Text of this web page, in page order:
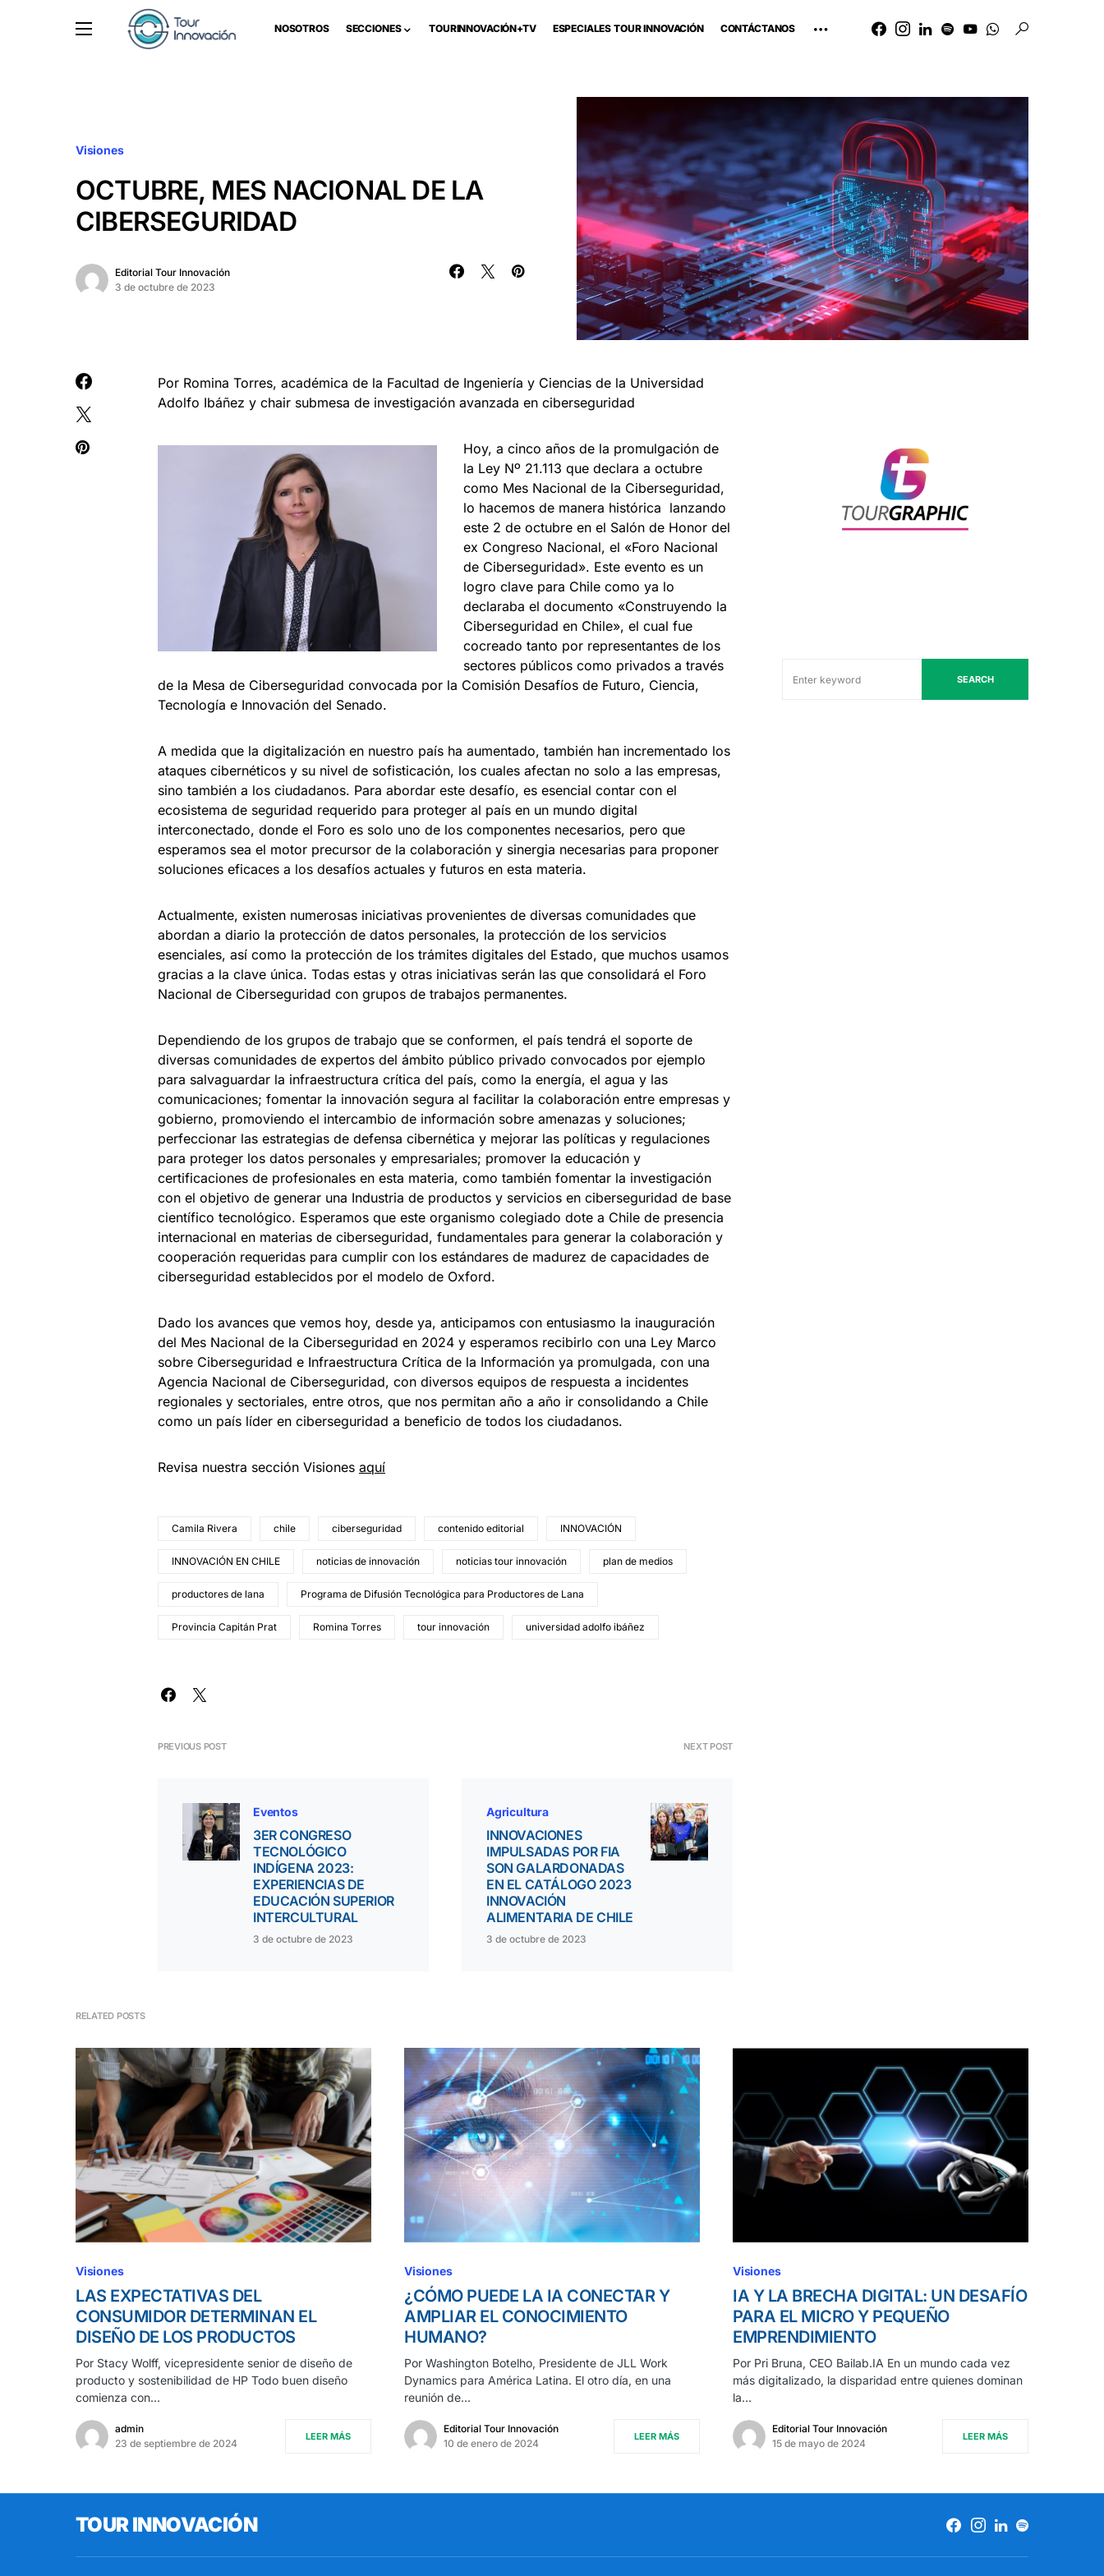
NOSOTROS SECCIONES TOURINNOVACIÓN+TV ESPECIALES TOUR INNOVACIÓN CONTÁCTANOS
Visiones
OCTUBRE, MES NACIONAL DE LA
CIBERSEGURIDAD
Editorial Tour Innovación
3 de octubre de 2023
Por Romina Torres, académica de la Facultad de Ingeniería y Ciencias de la Universidad
Adolfo Ibáñez y chair submesa de investigación avanzada en ciberseguridad
Hoy, a cinco años de la promulgación de
la Ley Nº 21.113 que declara a octubre
como Mes Nacional de la Ciberseguridad,
lo hacemos de manera histórica lanzando
este 2 de octubre en el Salón de Honor del
ex Congreso Nacional, el «Foro Nacional
de Ciberseguridad». Este evento es un
logro clave para Chile como ya lo
declaraba el documento «Construyendo la
Ciberseguridad en Chile», el cual fue
cocreado tanto por representantes de los
sectores públicos como privados a través
de la Mesa de Ciberseguridad convocada por la Comisión Desafíos de Futuro, Ciencia,
Tecnología e Innovación del Senado.
A medida que la digitalización en nuestro país ha aumentado, también han incrementado los
ataques cibernéticos y su nivel de sofisticación, los cuales afectan no solo a las empresas,
sino también a los ciudadanos. Para abordar este desafío, es esencial contar con el
ecosistema de seguridad requerido para proteger al país en un mundo digital
interconectado, donde el Foro es solo uno de los componentes necesarios, pero que
esperamos sea el motor precursor de la colaboración y sinergia necesarias para proponer
soluciones eficaces a los desafíos actuales y futuros en esta materia.
Actualmente, existen numerosas iniciativas provenientes de diversas comunidades que
abordan a diario la protección de datos personales, la protección de los servicios
esenciales, así como la protección de los trámites digitales del Estado, que muchos usamos
gracias a la clave única. Todas estas y otras iniciativas serán las que consolidará el Foro
Nacional de Ciberseguridad con grupos de trabajos permanentes.
Dependiendo de los grupos de trabajo que se conformen, el país tendrá el soporte de
diversas comunidades de expertos del ámbito público privado convocados por ejemplo
para salvaguardar la infraestructura crítica del país, como la energía, el agua y las
comunicaciones; fomentar la innovación segura al facilitar la colaboración entre empresas y
gobierno, promoviendo el intercambio de información sobre amenazas y soluciones;
perfeccionar las estrategias de defensa cibernética y mejorar las políticas y regulaciones
para proteger los datos personales y empresariales; promover la educación y
certificaciones de profesionales en esta materia, como también fomentar la investigación
con el objetivo de generar una Industria de productos y servicios en ciberseguridad de base
científico tecnológico. Esperamos que este organismo colegiado dote a Chile de presencia
internacional en materias de ciberseguridad, fundamentales para generar la colaboración y
cooperación requeridas para cumplir con los estándares de madurez de capacidades de
ciberseguridad establecidos por el modelo de Oxford.
Dado los avances que vemos hoy, desde ya, anticipamos con entusiasmo la inauguración
del Mes Nacional de la Ciberseguridad en 2024 y esperamos recibirlo con una Ley Marco
sobre Ciberseguridad e Infraestructura Crítica de la Información ya promulgada, con una
Agencia Nacional de Ciberseguridad, con diversos equipos de respuesta a incidentes
regionales y sectoriales, entre otros, que nos permitan año a año ir consolidando a Chile
como un país líder en ciberseguridad a beneficio de todos los ciudadanos.
Revisa nuestra sección Visiones aquí
Camila Rivera chile ciberseguridad contenido editorial INNOVACIÓN
INNOVACIÓN EN CHILE noticias de innovación noticias tour innovación plan de medios
productores de lana Programa de Difusión Tecnológica para Productores de Lana
Provincia Capitán Prat Romina Torres tour innovación universidad adolfo ibáñez
PREVIOUS POST
Eventos
3ER CONGRESO
TECNOLÓGICO
INDÍGENA 2023:
EXPERIENCIAS DE
EDUCACIÓN SUPERIOR
INTERCULTURAL
3 de octubre de 2023
NEXT POST
Agricultura
INNOVACIONES
IMPULSADAS POR FIA
SON GALARDONADAS
EN EL CATÁLOGO 2023
INNOVACIÓN
ALIMENTARIA DE CHILE
3 de octubre de 2023
SEARCH
RELATED POSTS
Visiones
LAS EXPECTATIVAS DEL
CONSUMIDOR DETERMINAN EL
DISEÑO DE LOS PRODUCTOS
Por Stacy Wolff, vicepresidente senior de diseño de
producto y sostenibilidad de HP Todo buen diseño
comienza con…
admin
23 de septiembre de 2024
LEER MÁS
Visiones
¿CÓMO PUEDE LA IA CONECTAR Y
AMPLIAR EL CONOCIMIENTO
HUMANO?
Por Washington Botelho, Presidente de JLL Work
Dynamics para América Latina. El otro día, en una
reunión de…
Editorial Tour Innovación
10 de enero de 2024
LEER MÁS
Visiones
IA Y LA BRECHA DIGITAL: UN DESAFÍO
PARA EL MICRO Y PEQUEÑO
EMPRENDIMIENTO
Por Pri Bruna, CEO Bailab.IA En un mundo cada vez
más digitalizado, la disparidad entre quienes dominan
la…
Editorial Tour Innovación
15 de mayo de 2024
LEER MÁS
TOUR INNOVACIÓN